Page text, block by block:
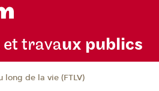
et travaux publics
long de la vie (FTLV)